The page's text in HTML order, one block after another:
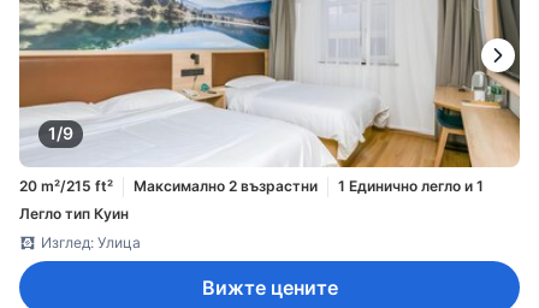
1/9
20 m²/215 ft² Максимално 2 възрастни
1 Единично легло и 1
Легло тип Куин
Изглед: Улица
Вижте цените